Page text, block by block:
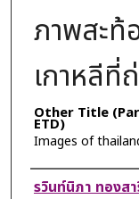
ภาพสะท้
เกาหลีที่
Other Title
ETD)
Images of
Author
รวินท์นิภา ทองส